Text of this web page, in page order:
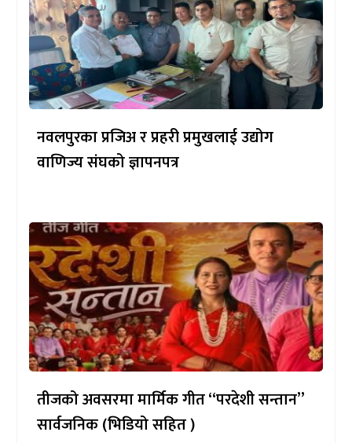
नवलपुरका प्रजिअ र प्रहरी प्रमुखलाई उद्योग
वाणिज्य संघको ज्ञापनपत्र
तीजको अवसरमा मार्मिक गीत “परदेशी सन्तान”
सार्वजनिक (भिडियो सहित )